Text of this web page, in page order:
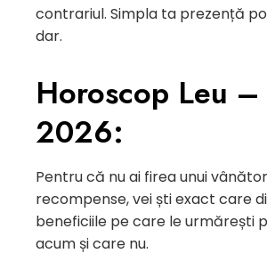
contrariul. Simpla ta prezență
dar.
Horoscop Leu –
2026:
Pentru că nu ai firea unui
recompense, vei ști exact care
beneficiile pe care le urmărești
acum și care nu.